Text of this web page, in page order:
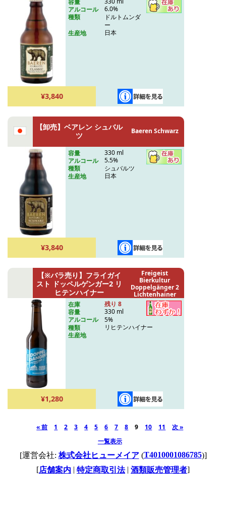
容量
アルコール
6.0%
種類
ドルトムンダ
ー
生産地
日本
¥3,840
【卸売】ベアレン シュバル
ツ
Baeren Schwarz
容量
330 ml
アルコール
5.5%
種類
シュバルツ
生産地
日本
¥3,840
【※バラ売り】フライガイ
スト ドッペルゲンガー2 リ
ヒテンハイナー
Freigeist
Bierkultur
Doppelgänger 2
Lichtenhainer
在庫
残り 8
容量
330 ml
アルコール
5%
種類
リヒテンハイナー
生産地
¥1,280
« 前 1 2 3 4 5 6 7 8 9 10 11
次 »
一覧表示
[運営会社: 株式会社ヒューメイア(T4010001086785)]
[店舗案内 | 特定商取引法| 酒類販売管理者]